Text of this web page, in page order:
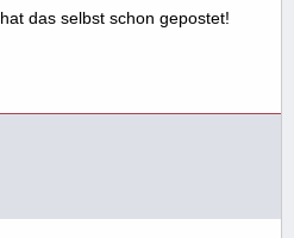
das selbst schon gepostet!